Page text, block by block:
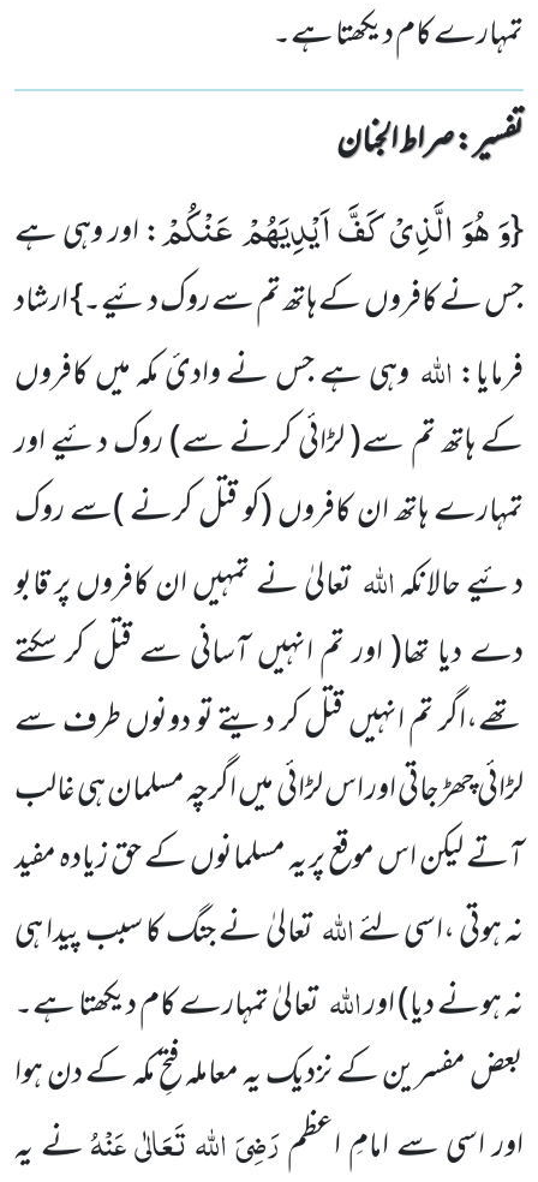
تمہارے کام دیکھتا ہے۔
تفسیر : ‎صراط الجنان
{وَ هُوَ الَّذِیْ كَفَّ اَیْدِیَهُمْ عَنْكُمْ: اور وہی ہے
جس نے کافروں کے ہاتھ تم سے روک دئیے۔} ارشاد
فرمایا:اللہ وہی ہے جس نے وادیٔ مکہ میں کافروں
کے ہاتھ تم سے( لڑائی کرنے سے)روک دئیے اور
تمہارے ہاتھ ان کافروں(کو قتل کرنے )سے روک
دئیے حالانکہاللہتعالیٰ نے تمہیں ان کافروں پر قابو
دے دیا تھا( اور تم انہیں آسانی سے قتل کر سکتے
تھے،اگر تم انہیں قتل کر دیتے تو دونوں طرف سے
لڑائی چھڑ جاتی اور اس لڑائی میں اگرچہ مسلمان ہی غالب
آتے لیکن اس موقع پر یہ مسلمانوں کے حق زیادہ مفید
نہ ہوتی ،اسی لئےاللہتعالیٰ نے جنگ کا سبب پیدا ہی
نہ ہونے دیا)اوراللہتعالیٰ تمہارے کام دیکھتا ہے۔
بعض مفسرین کے نزدیک یہ معاملہ فتحِ مکہ کے دن ہوا
اور اسی سے امامِ اعظمرَضِیَ اللہ تَعَالٰی عَنْہُنے یہ